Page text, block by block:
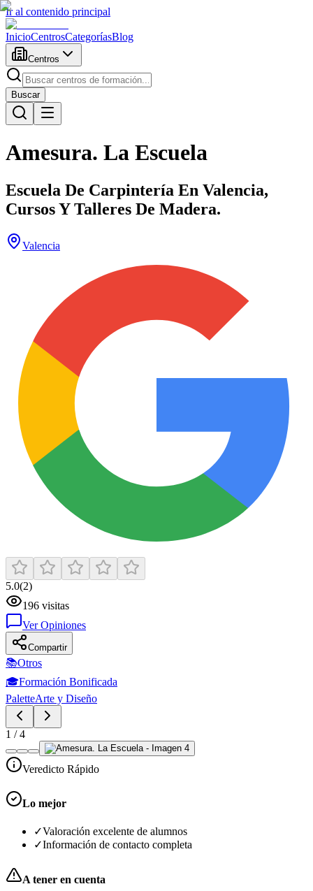
Ir al contenido principal
InicioCentrosCategoríasBlog
Centros
Buscar
Amesura. La Escuela
Escuela De Carpintería En Valencia,
Cursos Y Talleres De Madera.
Valencia
5.0(2)
196 visitas
Ver Opiniones
Compartir
📚Otros
🎓Formación Bonificada
PaletteArte y Diseño
1 /4
Veredicto Rápido
Lo mejor
✓Valoración excelente de alumnos
✓Información de contacto completa
A tener en cuenta